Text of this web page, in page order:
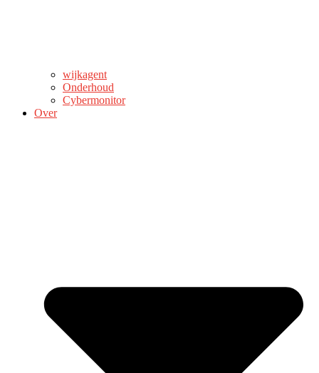
wijkagent
Onderhoud
Cybermonitor
Over